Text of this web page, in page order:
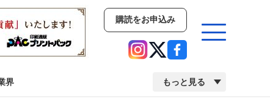
購読をお申込み
界 もっと見る